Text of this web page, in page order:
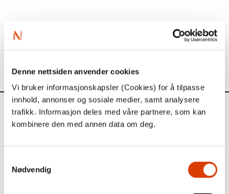
Denne nettsiden anvender cookies
Vi bruker informasjonskapsler (Cookies) for å tilpasse
innhold, annonser og sosiale medier, samt analysere
trafikk. Informasjon deles med våre partnere, som kan
kombinere den med annen data om deg.
Nødvendig
Velkommen til litterært
Aktuelt